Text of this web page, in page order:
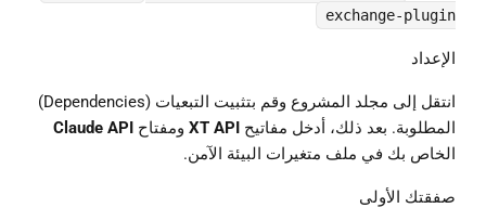
exchange-plugin
الإعداد
انتقل إلى مجلد المشروع وقم بتثبيت التبعيات (Dependencies)
المطلوبة. بعد ذلك، أدخل مفاتيح XT API ومفتاح Claude API
الخاص بك في ملف متغيرات البيئة الآمن.
صفقتك الأولى